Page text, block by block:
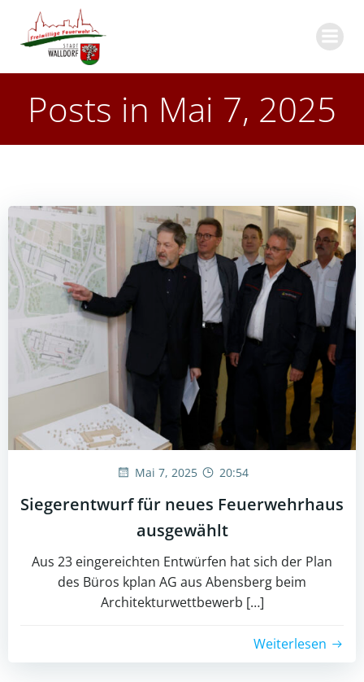
Posts in Mai 7, 2025
Mai 7, 2025 20:54
Siegerentwurf für neues Feuerwehrhaus
ausgewählt
Aus 23 eingereichten Entwürfen hat sich der Plan
des Büros kplan AG aus Abensberg beim
Architekturwettbewerb […]
Weiterlesen